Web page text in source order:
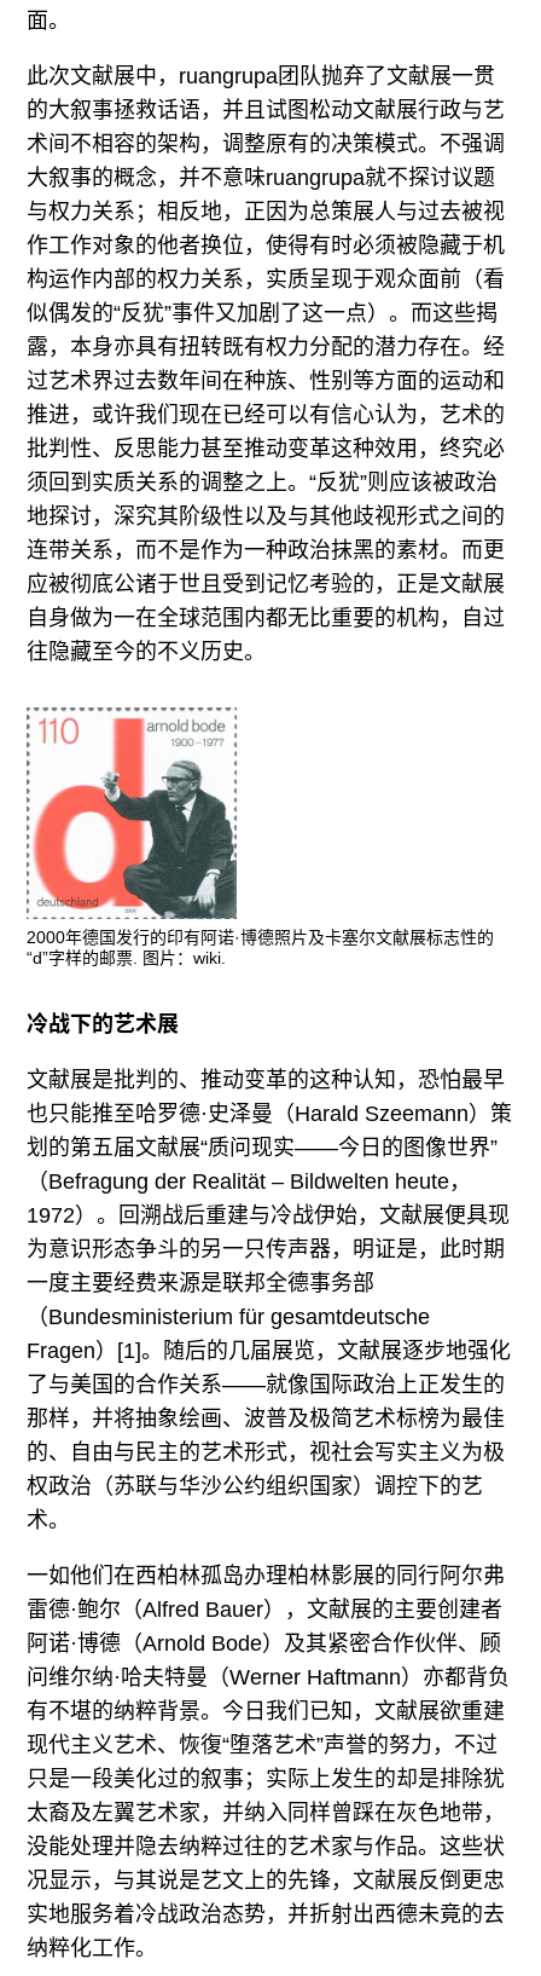
面。
此次文献展中，ruangrupa团队抛弃了文献展一贯
的大叙事拯救话语，并且试图松动文献展行政与艺
术间不相容的架构，调整原有的决策模式。不强调
大叙事的概念，并不意味ruangrupa就不探讨议题
与权力关系；相反地，正因为总策展人与过去被视
作工作对象的他者换位，使得有时必须被隐藏于机
构运作内部的权力关系，实质呈现于观众面前（看
似偶发的“反犹”事件又加剧了这一点）。而这些揭
露，本身亦具有扭转既有权力分配的潜力存在。经
过艺术界过去数年间在种族、性别等方面的运动和
推进，或许我们现在已经可以有信心认为，艺术的
批判性、反思能力甚至推动变革这种效用，终究必
须回到实质关系的调整之上。“反犹”则应该被政治
地探讨，深究其阶级性以及与其他歧视形式之间的
连带关系，而不是作为一种政治抹黑的素材。而更
应被彻底公诸于世且受到记忆考验的，正是文献展
自身做为一在全球范围内都无比重要的机构，自过
往隐藏至今的不义历史。
2000年德国发行的印有阿诺·博德照片及卡塞尔文献展标志性的
“d”字样的邮票. 图片：wiki.
冷战下的艺术展
文献展是批判的、推动变革的这种认知，恐怕最早
也只能推至哈罗德·史泽曼（Harald Szeemann）策
划的第五届文献展“质问现实——今日的图像世界”
（Befragung der Realität – Bildwelten heute，
1972）。回溯战后重建与冷战伊始，文献展便具现
为意识形态争斗的另一只传声器，明证是，此时期
一度主要经费来源是联邦全德事务部
（Bundesministerium für gesamtdeutsche
Fragen）[1]。随后的几届展览，文献展逐步地强化
了与美国的合作关系——就像国际政治上正发生的
那样，并将抽象绘画、波普及极简艺术标榜为最佳
的、自由与民主的艺术形式，视社会写实主义为极
权政治（苏联与华沙公约组织国家）调控下的艺
术。
一如他们在西柏林孤岛办理柏林影展的同行阿尔弗
雷德·鲍尔（Alfred Bauer），文献展的主要创建者
阿诺·博德（Arnold Bode）及其紧密合作伙伴、顾
问维尔纳·哈夫特曼（Werner Haftmann）亦都背负
有不堪的纳粹背景。今日我们已知，文献展欲重建
现代主义艺术、恢復“堕落艺术”声誉的努力，不过
只是一段美化过的叙事；实际上发生的却是排除犹
太裔及左翼艺术家，并纳入同样曾踩在灰色地带，
没能处理并隐去纳粹过往的艺术家与作品。这些状
况显示，与其说是艺文上的先锋，文献展反倒更忠
实地服务着冷战政治态势，并折射出西德未竟的去
纳粹化工作。